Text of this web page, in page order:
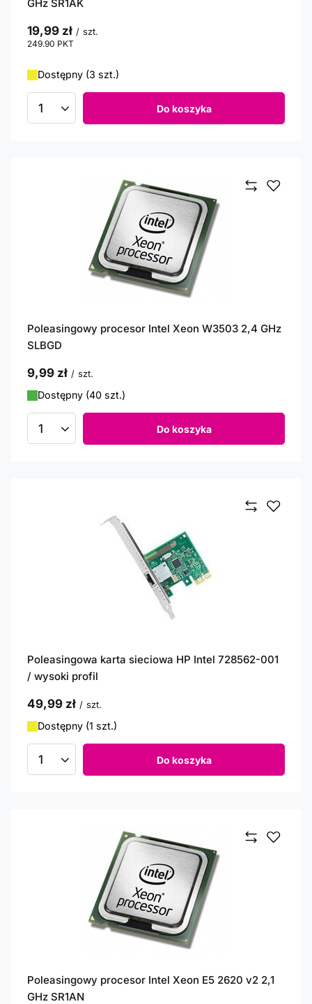
GHz SR1AK
19,99 zł / szt.
249.90 PKT
Dostępny (3 szt.)
Ilość produktów Do koszyka
Poleasingowy procesor Intel Xeon W3503 2,4 GHz
SLBGD
9,99 zł / szt.
Dostępny (40 szt.)
Ilość produktów Do koszyka
Poleasingowa karta sieciowa HP Intel 728562-001
/ wysoki profil
49,99 zł / szt.
Dostępny (1 szt.)
Ilość produktów Do koszyka
Poleasingowy procesor Intel Xeon E5 2620 v2 2,1
GHz SR1AN